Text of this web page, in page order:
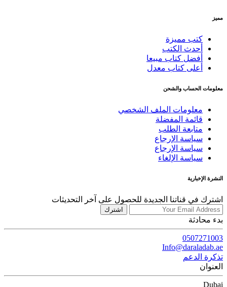
مميز
كتب مميزة
أحدث الكتب
أفضل كتاب مبيعا
أعلى كتاب معدل
معلومات الحساب والشحن
معلومات الملف الشخصي
قائمة المفضلة
متابعة الطلب
سياسة الإرجاع
سياسة الإرجاع
سياسة الإلغاء
النشرة الإخبارية
اشترك في قناتنا الجديدة للحصول على آخر التحديثات
اشترك
بدء محادثة
0507271003
Info@daraladab.ae
تذكرة الدعم
العنوان
Dubai